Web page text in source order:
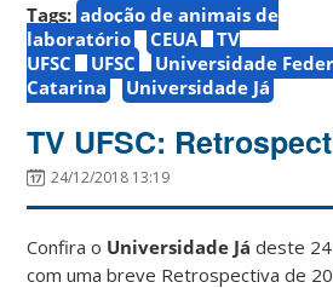
Tags: adoção de animais de
laboratório
CEUA
TV
UFSC
UFSC
Universidade
Catarina
Universidade Já
TV UFSC:
24/12/2018 13:19
Confira o Universidade Já deste
com uma breve Retrospectiva de